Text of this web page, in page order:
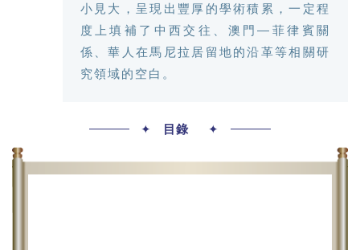
小見大，呈現出豐厚的學術積累，一定程
度上填補了中西交往、澳門—菲律賓關
係、華人在馬尼拉居留地的沿革等相關研
究領域的空白。
✦ 目錄 ✦